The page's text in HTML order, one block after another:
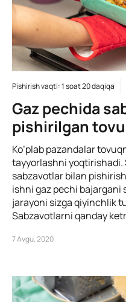
Pishirish vaqti: 1 soat 20 daqiqa
Gaz pechida
pishirilgan
Ko’plab pazandalar
tayyorlashni yoqtirishadi.
sabzavotlar bilan
ishni gaz pechi bajargani
jarayoni sizga qiyinchlik
Sabzavotlarni qanday
7 Avgu, 2020